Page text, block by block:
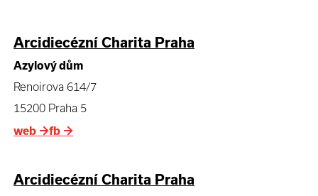
Arcidiecézní Charita Praha
Azylový dům
Renoirova 614/7
15200 Praha 5
web →fb →
Arcidiecézní Charita Praha